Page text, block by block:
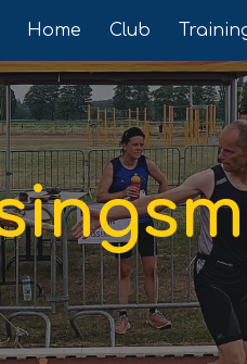
content
Home Club